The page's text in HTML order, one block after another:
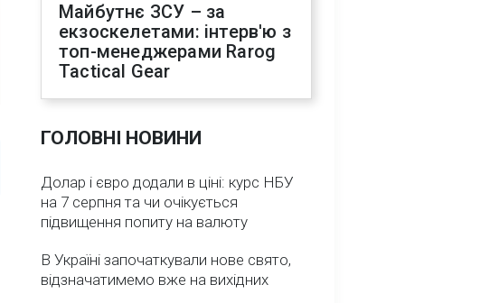
Майбутнє ЗСУ – за
екзоскелетами: інтерв'ю з
топ-менеджерами Rarog
Tactical Gear
ГОЛОВНІ НОВИНИ
Долар і євро додали в ціні: курс НБУ
на 7 серпня та чи очікується
підвищення попиту на валюту
В Україні започаткували нове свято,
відзначатимемо вже на вихідних